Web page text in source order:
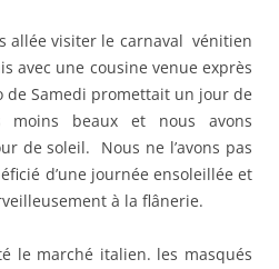
allée visiter le carnaval vénitien
avec une cousine venue exprès
de Samedi promettait un jour de
beaux et nous avons
de soleil. Nous ne l’avons pas
d’une journée ensoleillée et
à la flânerie.
le marché italien. les masqués